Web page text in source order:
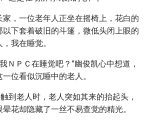
，一位老年人正坐在摇椅上，花白的
下套着破旧的斗篷，微低头闭上眼的
我在睡觉。
ＮＰＣ在睡觉吧？”幽俊凯心中想道，
位看似沉睡中的老人。
到老人时，老人突如其来的抬起头，
花却隐藏了一丝不易查觉的精光。